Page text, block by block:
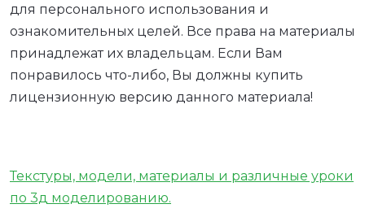
для персонального использования и
ознакомительных целей. Все права на материалы
принадлежат их владельцам. Если Вам
понравилось что-либо, Вы должны купить
лицензионную версию данного материала!
Текстуры, модели, материалы и различные уроки
по 3д моделированию.